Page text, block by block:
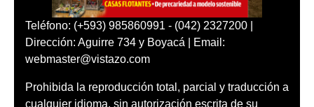
Teléfono: (+593) 985860991 - (042) 2327200 |
Dirección: Aguirre 734 y Boyacá | Email:
webmaster@vistazo.com
Prohibida la reproducción total, parcial y traducción a
cualquier idioma, sin autorización escrita de su